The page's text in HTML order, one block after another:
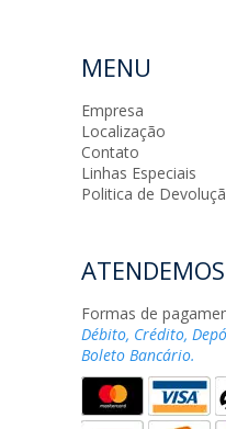
MENU
Empresa
Localização
Contato
Linhas Especiais
Politica de
Formas de
Débito, Crédito,
Boleto Bancário.